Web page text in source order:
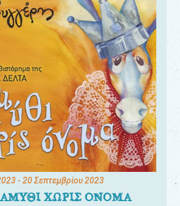
- 20 Σεπτεμβρίου 2023
ΧΩΡΙΣ ΟΝΟΜΑ